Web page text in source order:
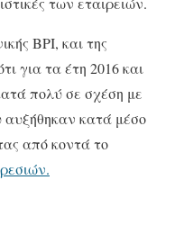
BPI, και της
για τα έτη 2016 και
πολύ σε σχέση με
αυξήθηκαν κατά μέσο
από κοντά το